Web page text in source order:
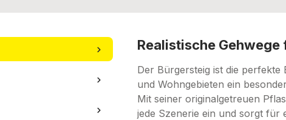
Realistische
Der Bürgersteig ist die
und Wohngebieten ein
Mit seiner originalgetreuen
jede Szenerie ein und sorgt für